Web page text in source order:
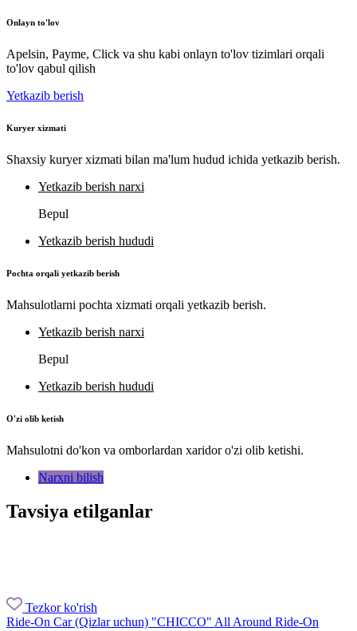
Onlayn to'lov
Apelsin, Payme, Click va shu kabi onlayn to'lov tizimlari orqali
to'lov qabul qilish
Yetkazib berish
Kuryer xizmati
Shaxsiy kuryer xizmati bilan ma'lum hudud ichida yetkazib berish.
Yetkazib berish narxi
Bepul
Yetkazib berish hududi
Pochta orqali yetkazib berish
Mahsulotlarni pochta xizmati orqali yetkazib berish.
Yetkazib berish narxi
Bepul
Yetkazib berish hududi
O'zi olib ketish
Mahsulotni do'kon va omborlardan xaridor o'zi olib ketishi.
Narxni bilish
Tavsiya etilganlar
Tezkor ko'rish
Ride-On Car (Qizlar uchun) "CHICCO" All Around Ride-On